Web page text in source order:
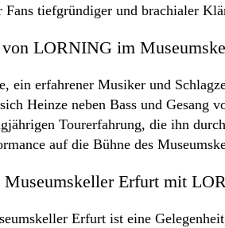
tiefgründiger und brachialer
LORNING im
ein erfahrener Musiker und
Heinze neben Bass und Gesang
Tourerfahrung, die ihn
auf die Bühne des
Museumskeller Erfurt mit
Erfurt ist eine